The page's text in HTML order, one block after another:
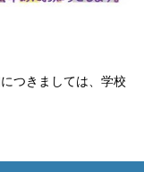
つきましては、学校